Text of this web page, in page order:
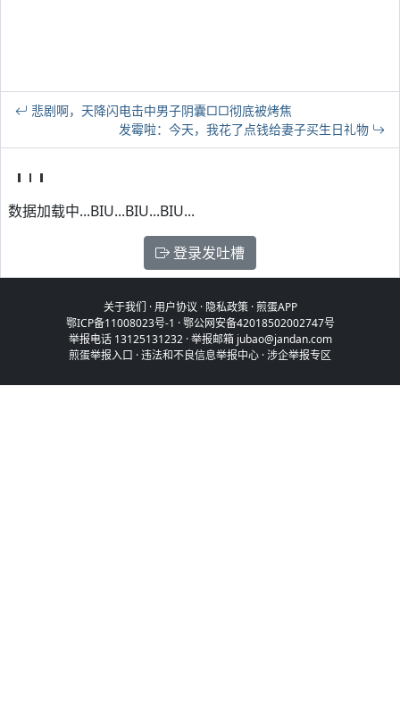
悲剧啊，天降闪电击中男子阴囊□□彻底被烤焦
发霉啦：今天，我花了点钱给妻子买生日礼物
数据加载中...BIU...BIU...BIU...
登录发吐槽
关于我们 ·用户协议 · 隐私政策·煎蛋APP
鄂ICP备11008023号-1 ·鄂公网安备42018502002747号
举报电话 13125131232 · 举报邮箱 jubao@jandan.com
煎蛋举报入口 ·违法和不良信息举报中心 ·涉企举报专区